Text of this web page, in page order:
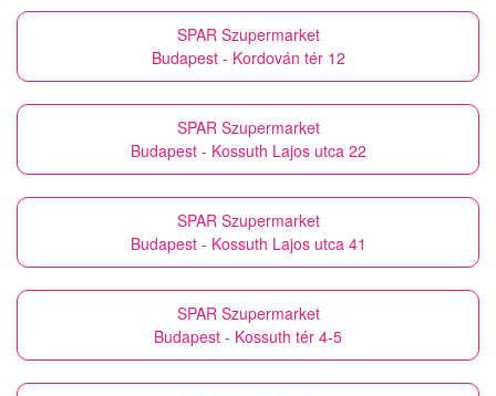
SPAR Szupermarket
Budapest - Kordován tér 12
SPAR Szupermarket
Budapest - Kossuth Lajos utca 22
SPAR Szupermarket
Budapest - Kossuth Lajos utca 41
SPAR Szupermarket
Budapest - Kossuth tér 4-5